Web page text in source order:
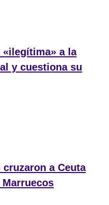
a la
y cuestiona su
a Ceuta